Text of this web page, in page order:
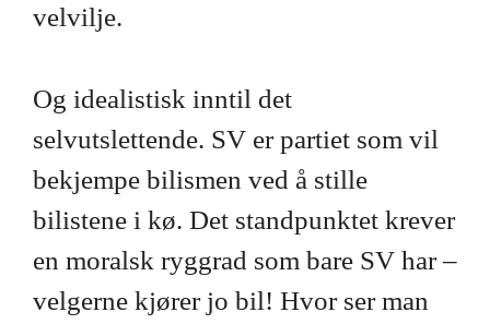
velvilje.
Og idealistisk inntil det
selvutslettende. SV er partiet som vil
bekjempe bilismen ved å stille
bilistene i kø. Det standpunktet krever
en moralsk ryggrad som bare SV har –
velgerne kjører jo bil! Hvor ser man